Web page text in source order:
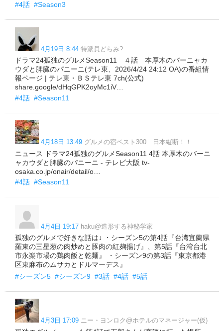
#4話 #Season3
4月19日 8:44 特派員どらみ?
ドラマ24孤独のグルメSeason11 ４話 本厚木のバーニャカ
ウダと脾臓のパニーニ(テレ東、2026/4/24 24:12 OA)の番組情
報ページ | テレ東・ＢＳテレ東 7ch(公式)
share.google/dHqGPK2oyMc1iV…
#4話 #Season11
4月18日 13:49 グルメの宿ベスト300 日本縦断！！
ニュース ドラマ24孤独のグルメSeason11 4話 本厚木のバーニ
ャカウダと脾臓のパニーニ - テレビ大阪 tv-
osaka.co.jp/onair/detail/o…
#4話 #Season11
4月4日 19:17 haku@造形する神秘学家
孤独のグルメで好きな話は↓ ・シーズン5の第4話『台湾宜蘭県
羅東の三星葱の肉炒めと豚肉の紅麹揚げ』、第5話『台湾台北
市永楽市場の鶏肉飯と乾麺』 ・シーズン9の第3話『東京都港
区東麻布のムサカとドルマーデス』
#シーズン5 #シーズン9 #3話 #4話 #5話
4月3日 17:09 ニー・ヨンロク@ホテルのマネージャー(仮)